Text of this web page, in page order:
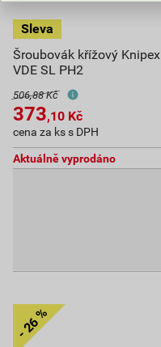
Šroubovák křížový Knipex
VDE SL PH2
506,88 Kč
373,10 Kč
cena za ks s DPH
Aktuálně vyprodáno